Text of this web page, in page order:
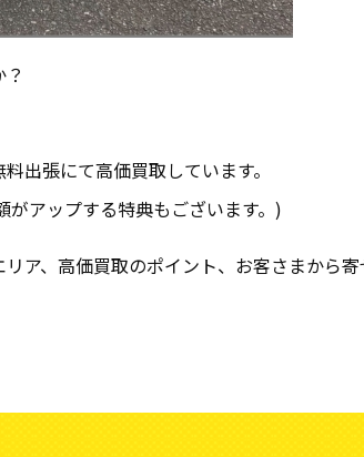
出張にて高価買取しています。
アップする特典もございます。)
ア、高価買取のポイント、お客さまから